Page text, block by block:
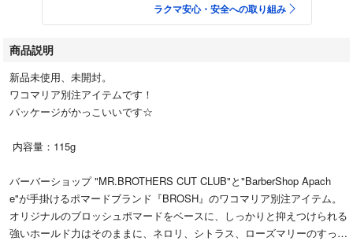
ラクマ安心・安全への取り組み
商品説明
新品未使用、未開封。
ワコマリア別注アイテムです！
パッケージがかっこいいです☆
内容量：115g
バーバーショップ "MR.BROTHERS CUT CLUB"と"BarberShop Apach
e"が手掛けるポマードブランド『BROSH』のワコマリア別注アイテム。
オリジナルのブロッシュポマードをベースに、しっかりと抑えつけられる
強いホールド力はそのままに、ネロリ、シトラス、ローズマリーのすっき